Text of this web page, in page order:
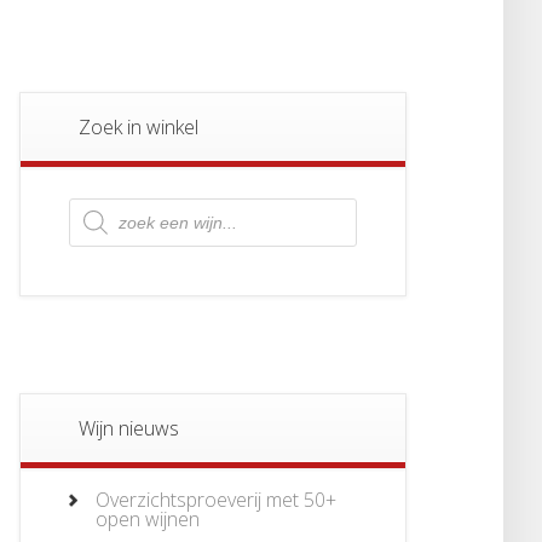
Zoek in winkel
Producten
zoeken
Wijn nieuws
Overzichtsproeverij met 50+
open wijnen